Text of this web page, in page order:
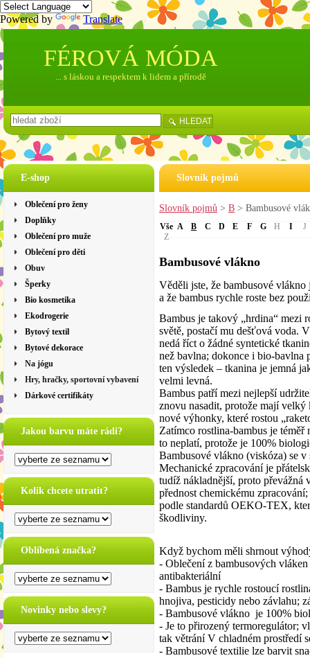
Powered by Translate
E-shop
Oblečení pro ženy
Doplňky
Oblečení pro muže
Oblečení pro děti
Obuv
Šperky
Bio kosmetika
Ekodrogerie
Bytový textil
Bytové dekorace
Na jógu
Hry, hračky, sportovní vybavení
Dárkové certifikáty
Jakou barvu máte rádi?
Kolik chcete utratit?
Oblíbená značka?
Novinky nebo slevy?
Slovník pojmů
Slovník pojmů > B > Bambusové
Vše A B C D E F G H I
J
Z
Bambusové vlákno
Věděli jste, že bambusové
a že bambus rychle roste bez
Bambus je takový „hrdina“ mezi
světě, postačí mu dešťová voda.
nedá říct o žádné syntetické
než bavlna; dokonce i bio-bavlna
ten výsledek – tkanina je jemná
velmi levná.
Bambus patří mezi nejlepší
znovu nasadit, protože mají velký
nové výhonky, které rostou
Zatímco rostlina-bambus je
to neplatí, protože je 100%
Bambusové vlákno (viskóza) se
Mechanické zpracování je
tudíž nákladnější, proto převážná
přednost chemickému
podle standardů OEKO-TEX,
škodliviny.
Když bychom měli shrnout
- Oblečení z bambusových
antibakteriální
- Bambus je rychle rostoucí
hnojiva, pesticidy nebo závlahu;
- Bambusové vlákno je 100%
- Je to přirozený termoregulátor;
tak větrání V chladném prostředí
- Bambusové textilie lze barvit
FÉROVÁ MÓDA
... s láskou a respektem k lidem a přírodě
HLEDAT